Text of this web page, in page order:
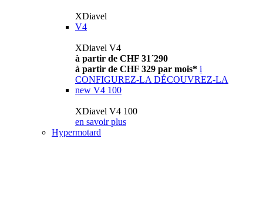
XDiavel
V4
XDiavel V4
à partir de CHF 31´290
à partir de CHF 329 par mois* i
CONFIGUREZ-LA DÉCOUVREZ-LA
new V4 100
XDiavel V4 100
en savoir plus
Hypermotard